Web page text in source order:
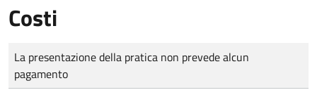
Costi
Tipo di pagamento
Importo
La presentazione della pratica non prevede alcun
pagamento